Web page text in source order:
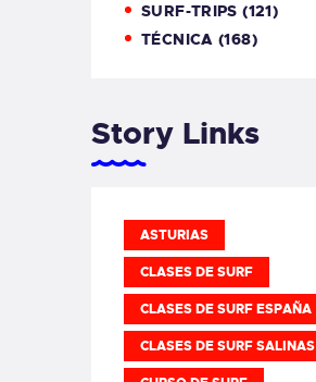
SURF-TRIPS (121)
TÉCNICA (168)
Story Links
ASTURIAS
CLASES DE SURF
CLASES DE SURF ESPAÑA
CLASES DE SURF SALINAS